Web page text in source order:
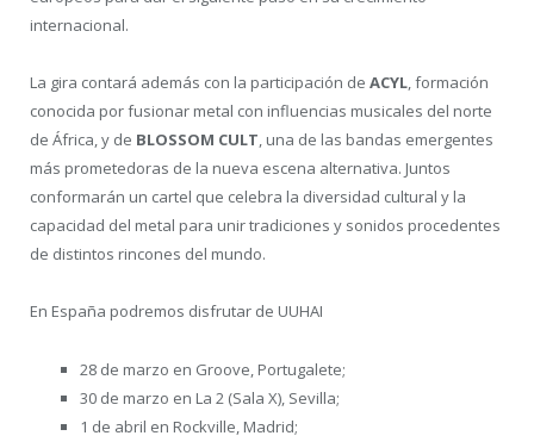
internacional.
La gira contará además con la participación de ACYL, formación
conocida por fusionar metal con influencias musicales del norte
de África, y de BLOSSOM CULT, una de las bandas emergentes
más prometedoras de la nueva escena alternativa. Juntos
conformarán un cartel que celebra la diversidad cultural y la
capacidad del metal para unir tradiciones y sonidos procedentes
de distintos rincones del mundo.
En España podremos disfrutar de UUHAI
28 de marzo en Groove, Portugalete;
30 de marzo en La 2 (Sala X), Sevilla;
1 de abril en Rockville, Madrid;